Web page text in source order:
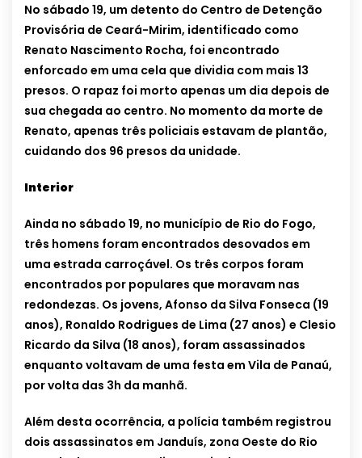
No sábado 19, um detento do Centro de Detenção
Provisória de Ceará-Mirim, identificado como
Renato Nascimento Rocha, foi encontrado
enforcado em uma cela que dividia com mais 13
presos. O rapaz foi morto apenas um dia depois de
sua chegada ao centro. No momento da morte de
Renato, apenas três policiais estavam de plantão,
cuidando dos 96 presos da unidade.
Interior
Ainda no sábado 19, no município de Rio do Fogo,
três homens foram encontrados desovados em
uma estrada carroçável. Os três corpos foram
encontrados por populares que moravam nas
redondezas. Os jovens, Afonso da Silva Fonseca (19
anos), Ronaldo Rodrigues de Lima (27 anos) e Clesio
Ricardo da Silva (18 anos), foram assassinados
enquanto voltavam de uma festa em Vila de Panaú,
por volta das 3h da manhã.
Além desta ocorrência, a polícia também registrou
dois assassinatos em Janduís, zona Oeste do Rio